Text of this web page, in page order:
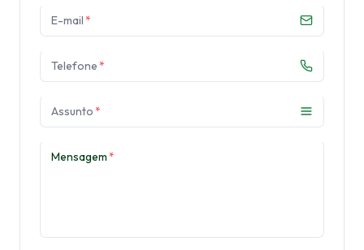
E-mail*
Telefone*
Assunto*
Mensagem*